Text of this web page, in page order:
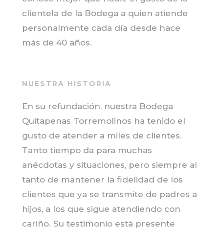
clientela de la Bodega a quien atiende
personalmente cada día desde hace
más de 40 años.
NUESTRA HISTORIA
En su refundación, nuestra Bodega
Quitapenas Torremolinos ha tenido el
gusto de atender a miles de clientes.
Tanto tiempo da para muchas
anécdotas y situaciones, pero siempre al
tanto de mantener la fidelidad de los
clientes que ya se transmite de padres a
hijos, a los que sigue atendiendo con
cariño. Su testimonio está presente